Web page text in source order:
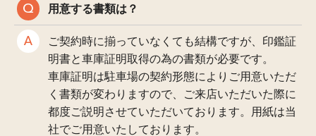
用意する書類は？
ご契約時に揃っていなくても結構ですが、印鑑証
明書と車庫証明取得の為の書類が必要です。
車庫証明は駐車場の契約形態によりご用意いただ
く書類が変わりますので、ご来店いただいた際に
都度ご説明させていただいております。用紙は当
社でご用意いたしております。